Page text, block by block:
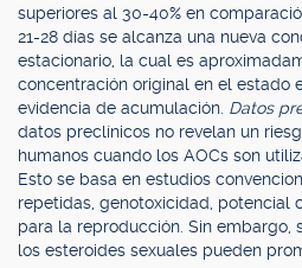
superiores al 30-40% en
21-28 días se alcanza una nueva
estacionario, la cual es
concentración original en el estado
evidencia de acumulación. Datos
datos preclínicos no revelan un
humanos cuando los AOCs son
Esto se basa en estudios
repetidas, genotoxicidad, potencial
para la reproducción. Sin embargo,
los esteroides sexuales pueden